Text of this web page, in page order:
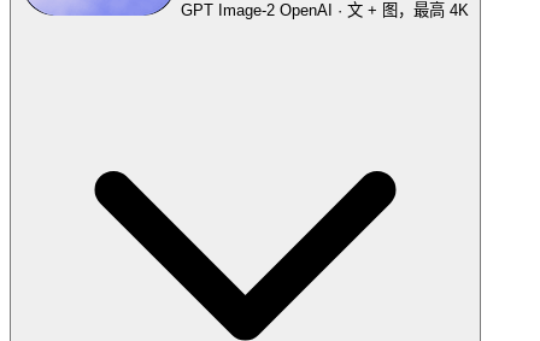
GPT Image-2 OpenAI · 文 + 图，最高 4K